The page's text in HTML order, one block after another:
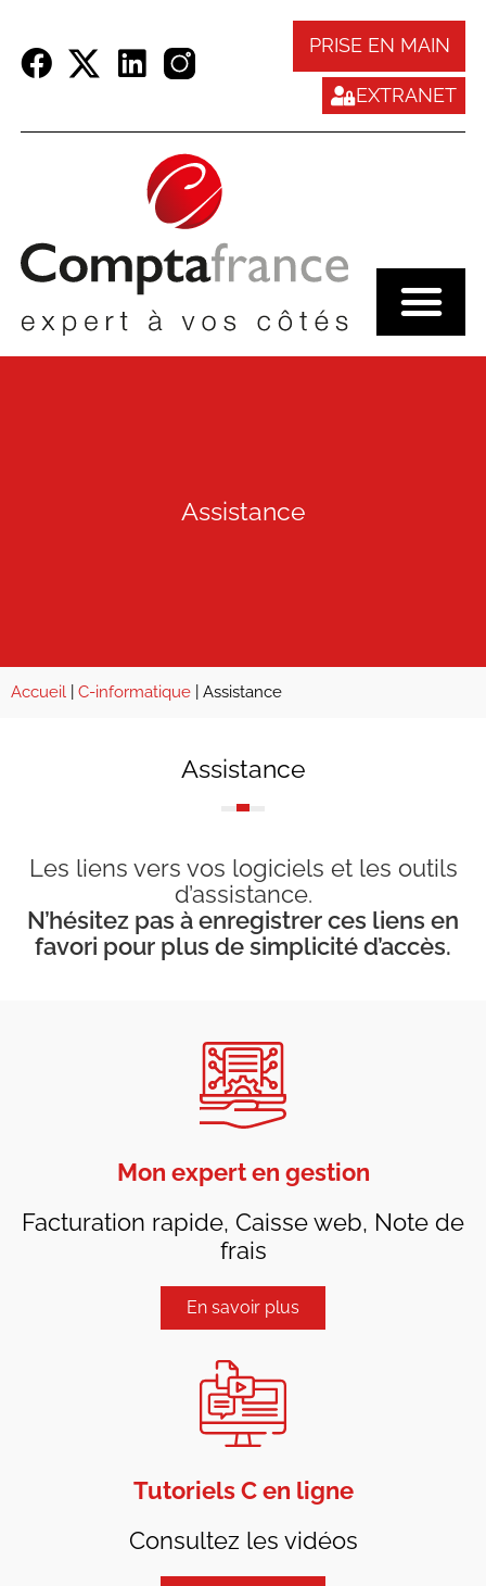
PRISE EN MAIN
EXTRANET
Assistance
Accueil C-informatique Assistance
Assistance
Les liens vers vos logiciels et les outils
d’assistance.
N’hésitez pas à enregistrer ces liens en
favori pour plus de simplicité d’accès.
Mon expert en gestion
Facturation rapide, Caisse web, Note de
frais
En savoir plus
Tutoriels C en ligne
Consultez les vidéos